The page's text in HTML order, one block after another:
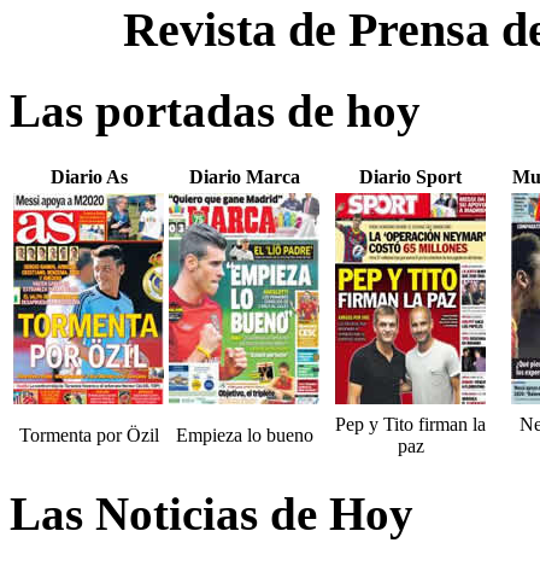
Revista de Prensa
Las portadas de hoy
Diario As Diario Marca Diario Sport
Tormenta por Özil Empieza lo bueno
Pep y Tito firman la
paz
Las Noticias de Hoy